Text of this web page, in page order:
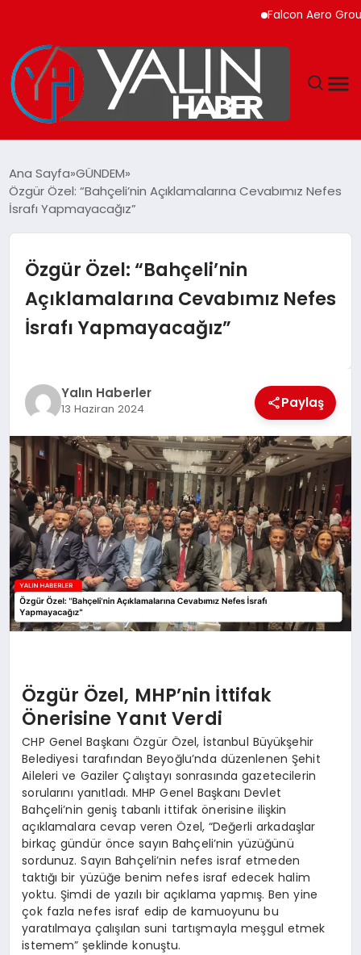
Falcon Aero Group,
SPOR
EKONOMİ
YAŞAM
TEKNOLOJİ
MAGAZİN
SAĞLIK
Ana Sayfa GÜNDEM
Özgür Özel: “Bahçeli’nin Açıklamalarına Cevabımız Nefes
İsrafı Yapmayacağız”
Özgür Özel: “Bahçeli’nin
Açıklamalarına Cevabımız Nefes
İsrafı Yapmayacağız”
Yalın Haberler
13 Haziran 2024 Paylaş
Özgür Özel, MHP’nin İttifak
Önerisine Yanıt Verdi
CHP Genel Başkanı Özgür Özel, İstanbul Büyükşehir
Belediyesi tarafından Beyoğlu’nda düzenlenen Şehit
Aileleri ve Gaziler Çalıştayı sonrasında gazetecilerin
sorularını yanıtladı. MHP Genel Başkanı Devlet
Bahçeli’nin geniş tabanlı ittifak önerisine ilişkin
açıklamalara cevap veren Özel, “Değerli arkadaşlar
birkaç gündür önce sayın Bahçeli’nin yüzüğünü
sordunuz. Sayın Bahçeli’nin nefes israf etmeden
taktığı bir yüzüğe benim nefes israf edecek halim
yoktu. Şimdi de yazılı bir açıklama yapmış. Ben yine
çok fazla nefes israf edip de kamuoyunu bu
yaratılmaya çalışılan suni tartışmayla meşgul etmek
istemem” şeklinde konuştu.